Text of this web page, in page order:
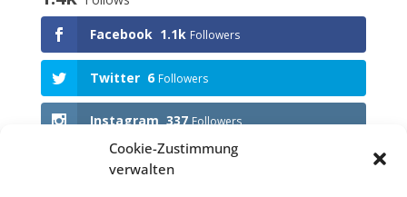
Cookie-Zustimmung
verwalten
Facebook 1.1k Followers
Twitter 6 Followers
Instagram 337 Followers
Anstehende Events